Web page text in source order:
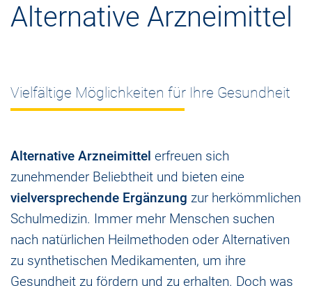
Alternative Arzneimittel
Vielfältige Möglichkeiten für Ihre Gesundheit
Alternative Arzneimittel erfreuen sich
zunehmender Beliebtheit und bieten eine
vielversprechende Ergänzung zur herkömmlichen
Schulmedizin. Immer mehr Menschen suchen
nach natürlichen Heilmethoden oder Alternativen
zu synthetischen Medikamenten, um ihre
Gesundheit zu fördern und zu erhalten. Doch was